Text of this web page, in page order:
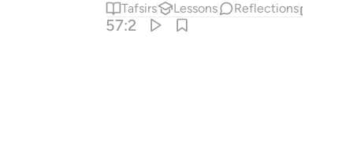
Tafsirs Lessons Reflections
57:2